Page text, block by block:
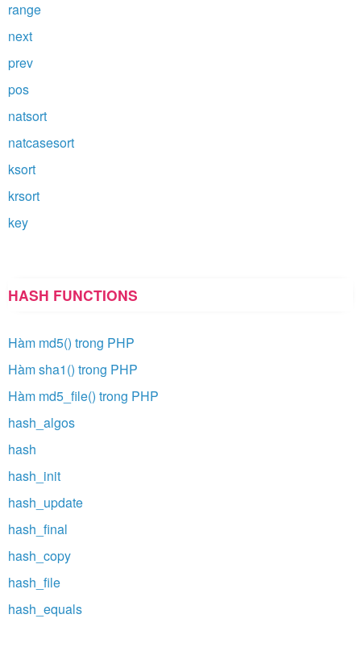
range
next
prev
pos
natsort
natcasesort
ksort
krsort
key
HASH FUNCTIONS
Hàm md5() trong PHP
Hàm sha1() trong PHP
Hàm md5_file() trong PHP
hash_algos
hash
hash_init
hash_update
hash_final
hash_copy
hash_file
hash_equals